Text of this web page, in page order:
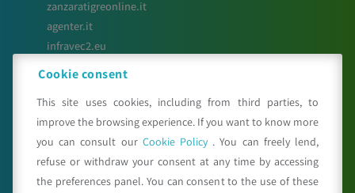
zanzaratigreonline.it
agenter.it
infravec2.eu
meteosystem.com
Seguici su
Cookie consent
This site uses cookies, including from third parties, to
improve the browsing experience. If you want to know more
you can consult our Cookie Policy . You can freely lend,
refuse or withdraw your consent at any time by accessing
the preferences panel. You can consent to the use of these